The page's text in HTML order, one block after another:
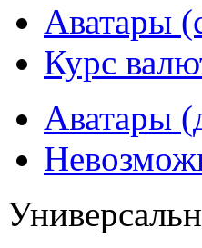
Аватары
Курс
Аватары